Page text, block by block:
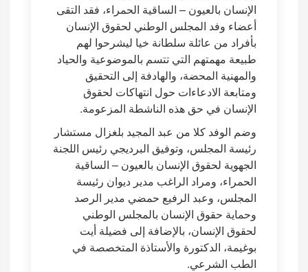
الإنسان بالعيون – الساقية الحمراء، فقد التقى
أعضاء وفد المجلس الوطني لحقوق الإنسان
بأفراد من عائلة سلطانة خيا ليشرحوا لهم
طبيعة مهمتهم التي تتسم بالموضوعية والحياد
والمهنية المحضة، والهادفة إلى التحقيق
ومتابعة الادعاءات حول انتهاكات لحقوق
الإنسان في حق هذه الناشطة المزعومة.
وضم الوفد كلا من عبد المجيد بلغزال مستشار
رئيسة المجلس، وتوفيق البرديجي رئيس اللجنة
الجهوية لحقوق الإنسان بالعيون – الساقية
الحمراء، ومراد الراغب مدير ديوان رئيسة
المجلس، وعبد الرفيع حمضي مدير الرصد
وحماية حقوق الإنسان بالمجلس الوطني
لحقوق الإنسان، بالإضافة إلى فضيلة أيت
بوغيمة، الدكتورة والأستاذة المتخصصة في
الطب الشرعي.